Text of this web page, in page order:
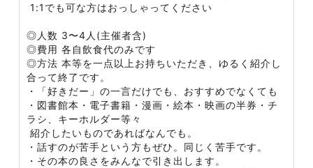
1:1でも可な方はおっしゃってください
◎人数 3〜4人(主催者含)
◎費用 各自飲食代のみです
◎方法 本等を一点以上お持ちいただき、ゆるく紹介し
合って終了です。
・「好きだー」の一言だけでも、おすすめでなくても
・図書館本・電子書籍・漫画・絵本・映画の半券・チ
ラシ、キーホルダー等々
紹介したいものであればなんでも。
・話すのが苦手という方もぜひ。同じく苦手です。
・その本の良さをみんなで引き出します。